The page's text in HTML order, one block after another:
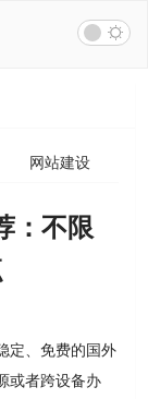
网站建设
：不限
定、免费的国外
或者跨设备办